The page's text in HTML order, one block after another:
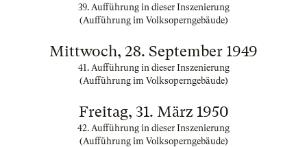
39. Aufführung in dieser Inszenierung
(Aufführung im Volksoperngebäude)
Mittwoch, 28. September 1949
41. Aufführung in dieser Inszenierung
(Aufführung im Volksoperngebäude)
Freitag, 31. März 1950
42. Aufführung in dieser Inszenierung
(Aufführung im Volksoperngebäude)